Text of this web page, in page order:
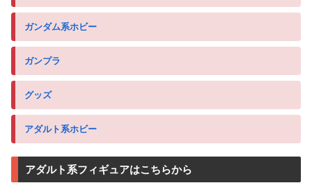
ガンダム系ホビー
ガンプラ
グッズ
アダルト系ホビー
アダルト系フィギュアはこちらから